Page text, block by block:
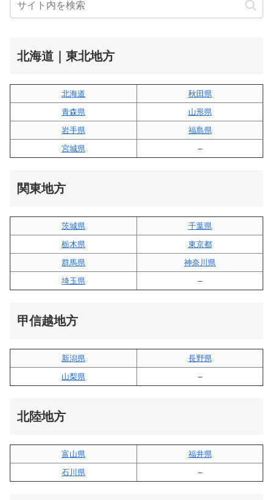
北海道｜東北地方
北海道
秋田県
青森県
山形県
岩手県
福島県
宮城県
–
関東地方
茨城県
千葉県
栃木県
東京都
群馬県
神奈川県
埼玉県
–
甲信越地方
新潟県
長野県
山梨県
–
北陸地方
富山県
福井県
石川県
–